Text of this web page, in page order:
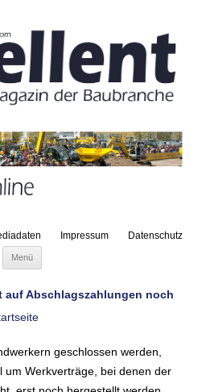
Impressum Datenschutz
Menü
auf Abschlagszahlungen noch
geschlossen werden,
um Werkverträge, bei denen der